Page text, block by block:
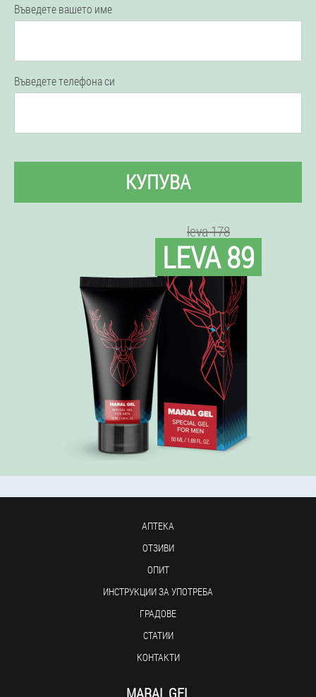
Въведете вашето име
Въведете телефона си
КУПУВА
leva 178
LEVA 89
АПТЕКА
ОТЗИВИ
ОПИТ
ИНСТРУКЦИИ ЗА УПОТРЕБА
ГРАДОВЕ
СТАТИИ
КОНТАКТИ
MARAL GEL